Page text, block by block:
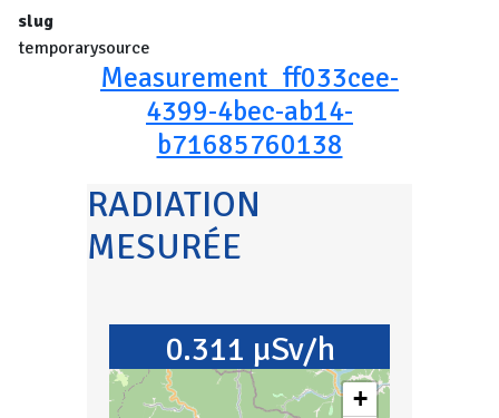
slug
temporarysource
Measurement_ff033cee-
4399-4bec-ab14-
b71685760138
RADIATION
MESURÉE
0.311 µSv/h
+